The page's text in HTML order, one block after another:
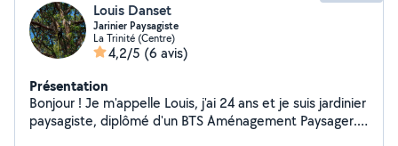
Louis Danset
Jarinier Paysagiste
La Trinité (Centre)
4,2/5 (6 avis)
Présentation
Bonjour ! Je m'appelle Louis, j'ai 24 ans et je suis jardinier
paysagiste, diplômé d'un BTS Aménagement Paysager.